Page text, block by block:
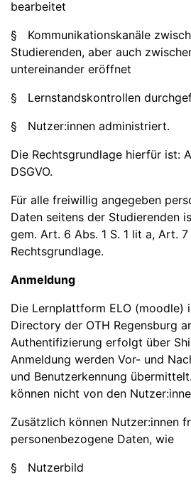
bearbeitet
§ Kommunikationskanäle
Studierenden, aber auch
untereinander eröffnet
§ Lernstandskontrollen
§ Nutzer:innen administriert.
Die Rechtsgrundlage hierfür ist:
DSGVO.
Für alle freiwillig angegeben
Daten seitens der Studierenden
gem. Art. 6 Abs. 1 S. 1 lit a, Art. 7
Rechtsgrundlage.
Anmeldung
Die Lernplattform ELO (moodle)
Directory der OTH Regensburg
Authentifizierung erfolgt über
Anmeldung werden Vor- und
und Benutzerkennung
können nicht von den
Zusätzlich können Nutzer:innen
personenbezogene Daten, wie
§ Nutzerbild